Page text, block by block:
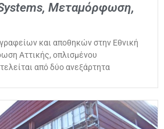
Μεταμόρφωση,
και αποθηκών στην Εθνική
Αττικής, οπλισμένου
από δύο ανεξάρτητα